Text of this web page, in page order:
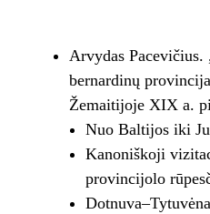
Arvydas Pacevičius.
bernardinų
Žemaitijoje XIX a.
Nuo Baltijos iki
Kanoniškoji
provincijolo